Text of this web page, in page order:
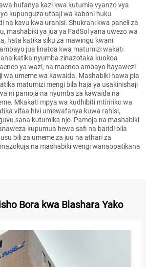
hufanya kazi kwa kutumia vyanzo vya
kupunguza utoaji wa kaboni huku
na kavu kwa urahisi. Shukrani kwa paneli za
mashabiki ya jua ya FadSol yana uwezo wa
hata katika siku za mawingu kwani
jua linatoa kwa matumizi wakati
katika nyumba zinazotaka kuokoa
ya wazi, na maeneo ambayo hayawezi
wa umeme wa kawaida. Mashabiki hawa pia
matumizi mengi bila haja ya usakinishaji
ni pamoja na nyumba za kawaida na
Mkakati mpya wa kudhibiti mtiririko wa
vifaa hivi umewafanya kuwa rahisi,
sana kutumika nje. Pamoja na mashabiki
kupumua hewa safi na baridi bila
bili za umeme za juu na athari za
na mashabiki wengi wanaopatikana
Bora kwa Biashara Yako